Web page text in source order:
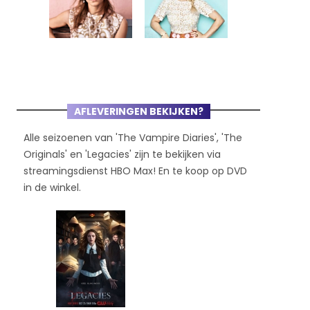
AFLEVERINGEN BEKIJKEN?
Alle seizoenen van 'The Vampire Diaries', 'The
Originals' en 'Legacies' zijn te bekijken via
streamingsdienst HBO Max! En te koop op DVD
in de winkel.